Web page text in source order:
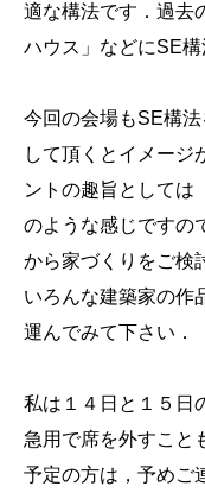
適な構法です．過去
ハウス」などにSE構
今回の会場もSE構
して頂くとイメージ
ントの趣旨としては
のような感じですの
から家づくりをご検
いろんな建築家の作
運んでみて下さい．
私は１４日と１５日
急用で席を外すこと
予定の方は，予めご